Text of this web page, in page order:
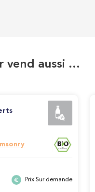
vend aussi …
Prix Sur demande